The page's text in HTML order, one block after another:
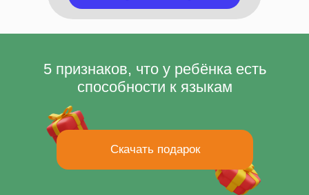
5 признаков, что у ребёнка есть
способности к языкам
Cкачать подарок